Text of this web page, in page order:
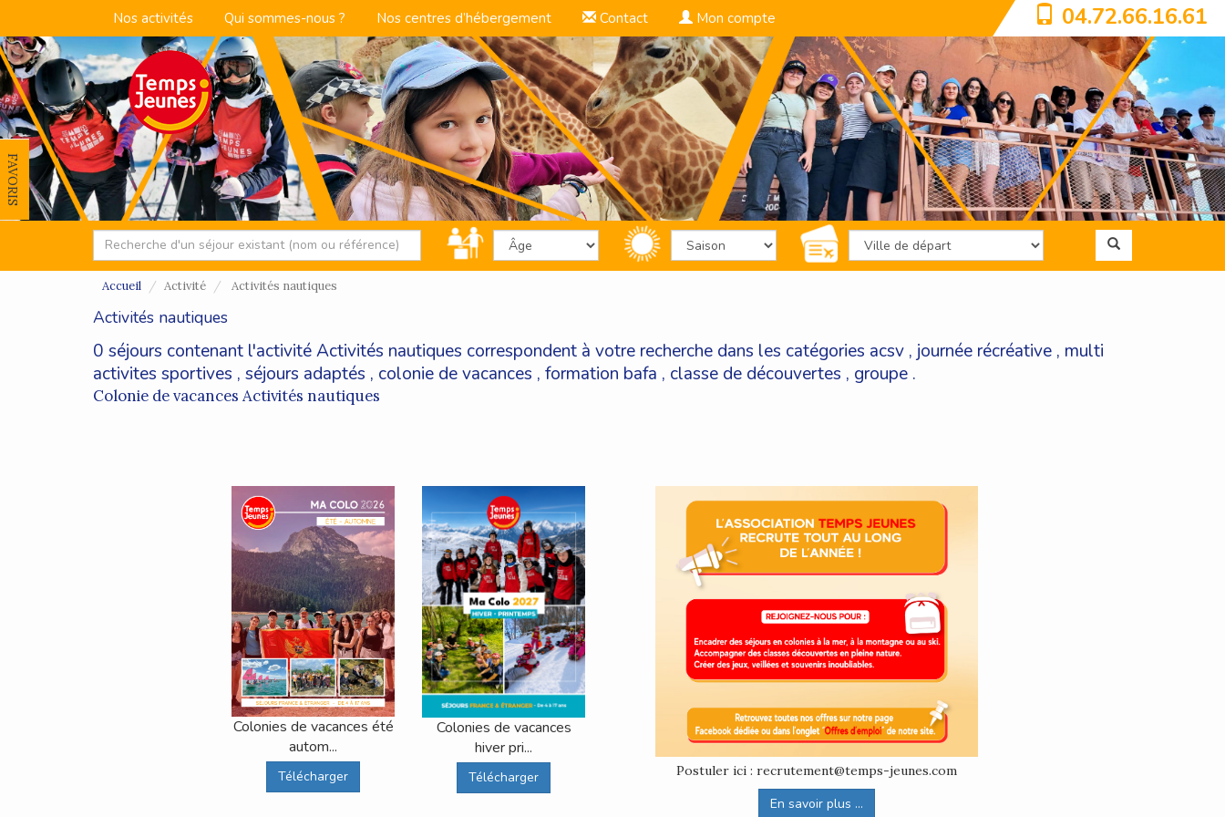
Nos activités Qui sommes-nous ? Nos centres d’hébergement Contact Mon compte 04.72.66.16.61
FAVORIS
Accueil Activité Activités nautiques
Activités nautiques
0 séjours contenant l'activité Activités nautiques correspondent à votre recherche dans les catégories acsv , journée récréative , multi
activites sportives , séjours adaptés , colonie de vacances , formation bafa , classe de découvertes , groupe .
Colonie de vacances Activités nautiques
Colonies de vacances été
autom...
Télécharger
Colonies de vacances
hiver pri...
Télécharger Postuler ici : recrutement@temps-jeunes.com
En savoir plus ...